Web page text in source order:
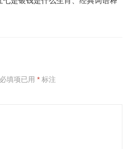
必填项已用 *标注